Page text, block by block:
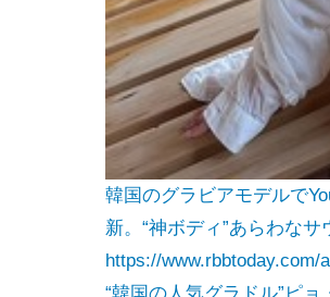
韓国のグラビアモデルで
新。“神ボディ”あらわなサ
https://www.rbbtoday.com/